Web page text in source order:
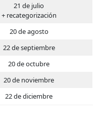
21 de julio
+ recategorización
20 de agosto
22 de septiembre
20 de octubre
20 de noviembre
22 de diciembre